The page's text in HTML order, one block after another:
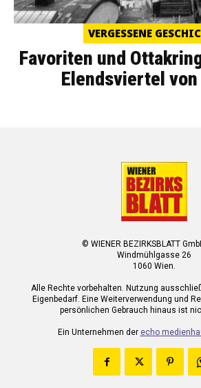
VERGESSENE
Favoriten und
Elendsviertel von
© WIENER BEZIRKSBLATT
Windmühlgasse 26
1060 Wien.
Alle Rechte vorbehalten. Nutzung
Eigenbedarf. Eine Weiterverwendung und
persönlichen Gebrauch hinaus ist
Ein Unternehmen der echo